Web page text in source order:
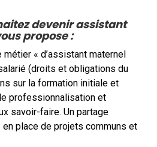
devenir assistant
propose :
« d’assistant maternel
(droits et obligations du
sur la formation initiale et
professionnalisation et
savoir-faire. Un partage
en place de projets communs et